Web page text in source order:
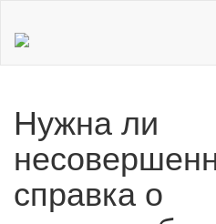
Нужна ли
справка о